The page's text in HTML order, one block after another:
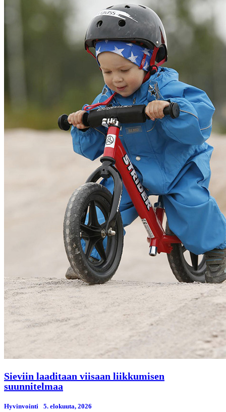
Sieviin laaditaan viisaan liikkumisen
suunnitelmaa
Hyvinvointi 5. elokuuta, 2026